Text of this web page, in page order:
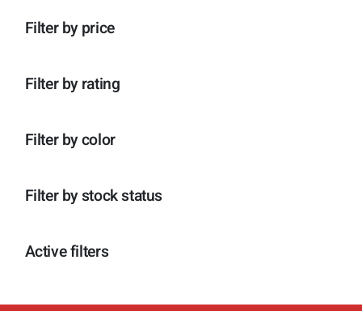
Filter by price
Filter by rating
Filter by color
Filter by stock status
Active filters